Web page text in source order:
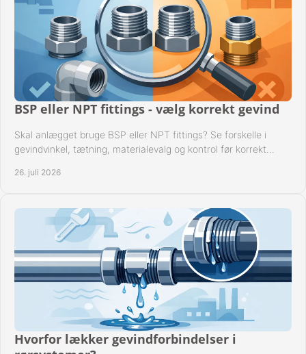
BSP eller NPT fittings - vælg korrekt gevind
Skal anlægget bruge BSP eller NPT fittings? Se forskelle i
gevindvinkel, tætning, materialevalg og kontrol før korrekt
26. juli 2026
Hvorfor lækker gevindforbindelser i